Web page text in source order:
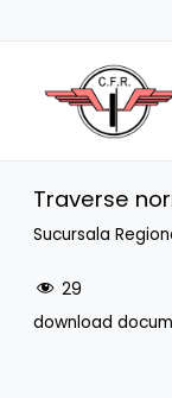
Traverse
Sucursala
29
download